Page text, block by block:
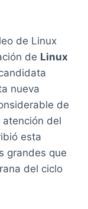
de Linux
de Linux
nueva
de
atención del
esta
grandes que
del ciclo